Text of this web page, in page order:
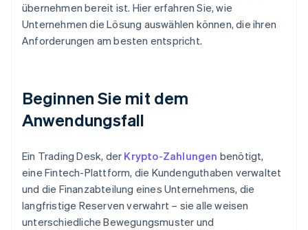
übernehmen bereit ist. Hier erfahren Sie, wie
Unternehmen die Lösung auswählen können, die ihren
Anforderungen am besten entspricht.
Beginnen Sie mit dem
Anwendungsfall
Ein Trading Desk, der Krypto-Zahlungen benötigt,
eine Fintech-Plattform, die Kundenguthaben verwaltet
und die Finanzabteilung eines Unternehmens, die
langfristige Reserven verwahrt – sie alle weisen
unterschiedliche Bewegungsmuster und